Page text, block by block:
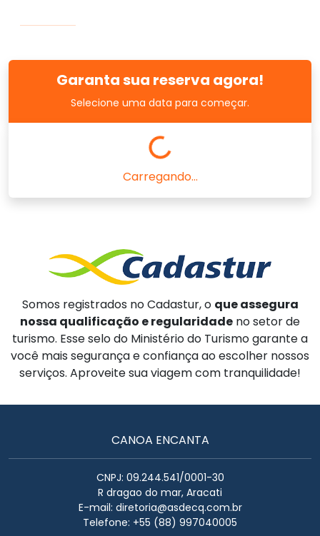
Garanta sua reserva agora!
Selecione uma data para começar.
Carregando...
Somos registrados no Cadastur, o que assegura
nossa qualificação e regularidade no setor de
turismo. Esse selo do Ministério do Turismo garante a
você mais segurança e confiança ao escolher nossos
serviços. Aproveite sua viagem com tranquilidade!
CANOA ENCANTA
CNPJ: 09.244.541/0001-30
R dragao do mar, Aracati
E-mail: diretoria@asdecq.com.br
Telefone: +55 (88) 997040005